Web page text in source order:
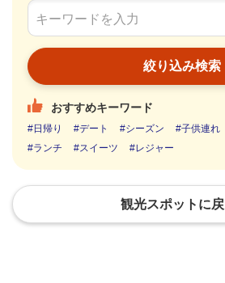
絞り込み検索
おすすめキーワード
#日帰り #デート #シーズン #子供連れ
#ランチ
#スイーツ #レジャー
観光スポットに